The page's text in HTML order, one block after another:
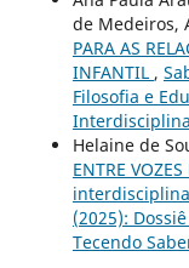
de Medeiros,
PARA AS
INFANTIL ,
Filosofia e
Helaine de
ENTRE
(2025):
Tecendo